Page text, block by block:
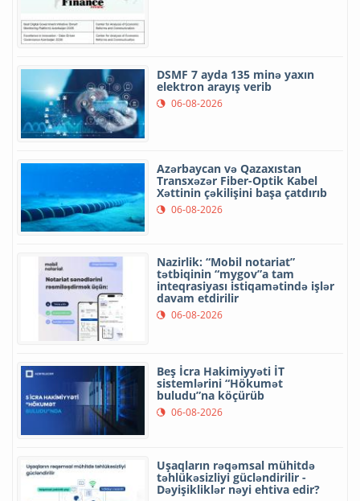
DSMF 7 ayda 135 minə yaxın
elektron arayış verib
06-08-2026
Azərbaycan və Qazaxıstan
Transxəzər Fiber-Optik Kabel
Xəttinin çəkilişini başa çatdırıb
06-08-2026
Nazirlik: “Mobil notariat”
tətbiqinin “mygov”a tam
inteqrasiyası istiqamətində işlər
davam etdirilir
06-08-2026
Beş İcra Hakimiyyəti İT
sistemlərini “Hökumət
buludu”na köçürüb
06-08-2026
Uşaqların rəqəmsal mühitdə
təhlükəsizliyi gücləndirilir -
Dəyişikliklər nəyi ehtiva edir?